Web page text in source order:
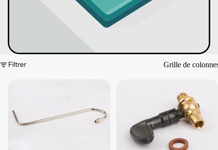
Filtrer Grille de